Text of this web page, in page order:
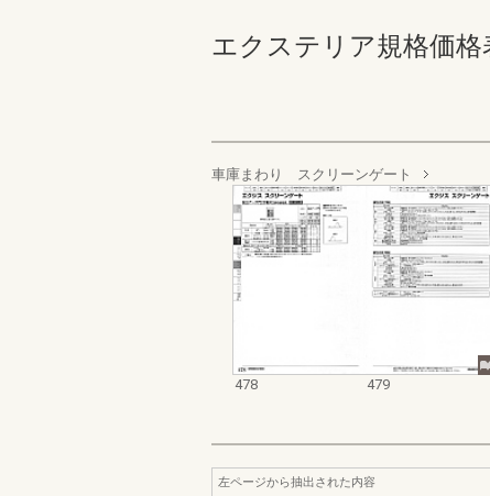
エクステリア規格価格
車庫まわり スクリーンゲート
478 479
左ページから抽出された内容